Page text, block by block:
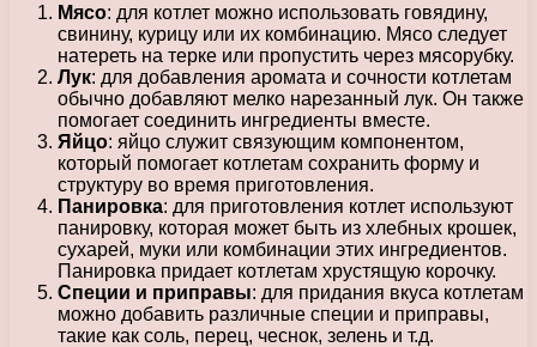
Мясо: для котлет можно использовать говядину,
свинину, курицу или их комбинацию. Мясо следует
натереть на терке или пропустить через мясорубку.
Лук: для добавления аромата и сочности котлетам
обычно добавляют мелко нарезанный лук. Он также
помогает соединить ингредиенты вместе.
Яйцо: яйцо служит связующим компонентом,
который помогает котлетам сохранить форму и
структуру во время приготовления.
Панировка: для приготовления котлет используют
панировку, которая может быть из хлебных крошек,
сухарей, муки или комбинации этих ингредиентов.
Панировка придает котлетам хрустящую корочку.
Специи и приправы: для придания вкуса котлетам
можно добавить различные специи и приправы,
такие как соль, перец, чеснок, зелень и т.д.